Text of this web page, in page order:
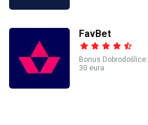
FavBet
Bonus Dobrodošlice:
30 eura